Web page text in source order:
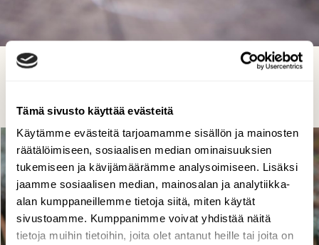
Tämä sivusto käyttää evästeitä
Käytämme evästeitä tarjoamamme sisällön ja mainosten
räätälöimiseen, sosiaalisen median ominaisuuksien
tukemiseen ja kävijämäärämme analysoimiseen. Lisäksi
jaamme sosiaalisen median, mainosalan ja analytiikka-
alan kumppaneillemme tietoja siitä, miten käytät
sivustoamme. Kumppanimme voivat yhdistää näitä
tietoja muihin tietoihin, joita olet antanut heille tai joita on